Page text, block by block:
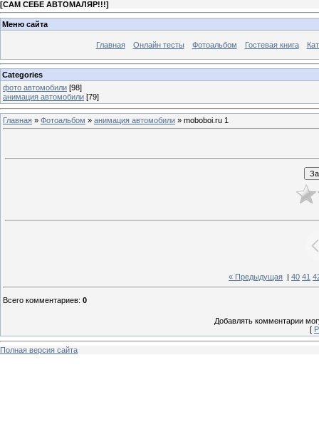
[САМ СЕБЕ АВТОМАЛЯР!!!]
Меню сайта
Главная Онлайн тесты Фотоальбом Гостевая книга
Categories
фото автомобили [98]
анимация автомобили [79]
Главная » Фотоальбом » анимация автомобили » moboboi.ru 1
« Предыдущая | 40 41
Всего комментариев: 0
Добавлять комментарии
[
Полная версия сайта